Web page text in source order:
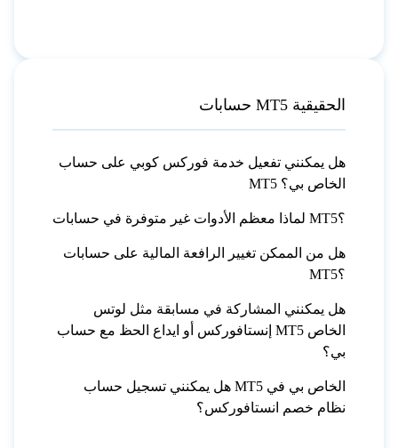
حسابات MT5 الحقيقية
هل يمكنني تفعيل خدمة فوركس كوبي على حساب
MT5 الخاص بي؟
لماذا معظم الأدوات غير متوفرة في حسابات MT5؟
هل من الممكن تغيير الرافعة المالية على حسابات
MT5؟
هل يمكنني المشاركة في مسابقة مثل لوتس
إنستافوركس أو ايداع الحظ مع حساب MT5 الخاص
بي؟
هل يمكنني تسجيل حساب MT5 الخاص بي في
نظام خصم انستافوركس؟